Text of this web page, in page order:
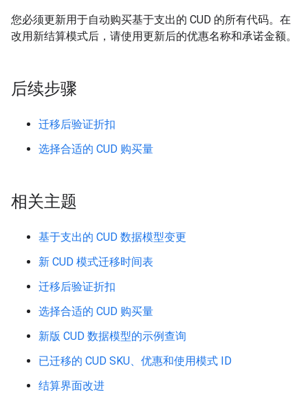
您必须更新用于自动购买基于支出的 CUD 的所有代码。在
改用新结算模式后，请使用更新后的优惠名称和承诺金额。
后续步骤
迁移后验证折扣
选择合适的 CUD 购买量
相关主题
基于支出的 CUD 数据模型变更
新 CUD 模式迁移时间表
迁移后验证折扣
选择合适的 CUD 购买量
新版 CUD 数据模型的示例查询
已迁移的 CUD SKU、优惠和使用模式 ID
结算界面改进